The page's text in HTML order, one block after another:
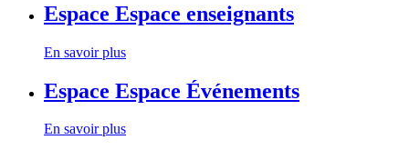
Espace Espace enseignants
En savoir plus
Espace Espace Événements
En savoir plus